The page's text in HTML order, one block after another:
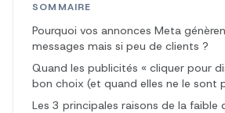
SOMMAIRE
Pourquoi vos annonces Meta
messages mais si peu de clients ?
Quand les publicités « cliquer pour
bon choix (et quand elles ne le sont
Les 3 principales raisons de la faible